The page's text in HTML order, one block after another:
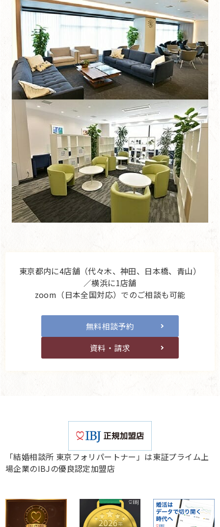
東京都内に4店舗（代々木、神田、日本橋、青山）
／横浜に1店舗
zoom（日本全国対応）でのご相談も可能
無料相談予約
資料・請求
「結婚相談所 東京フォリパートナー」は東証プライム上
場企業のIBJの優良認定加盟店